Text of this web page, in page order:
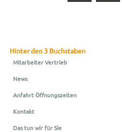
Hinter den 3 Buchstaben
Mitarbeiter Vertrieb
News
Anfahrt Öffnungszeiten
Kontakt
Das tun wir für Sie